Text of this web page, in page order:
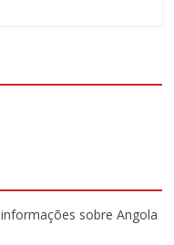
sobre Angola